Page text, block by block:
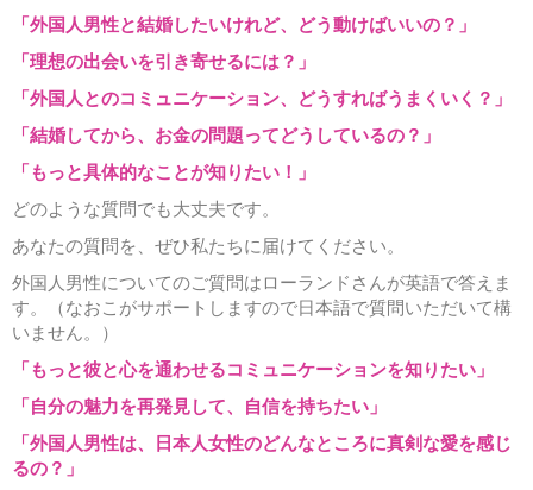
「外国人男性と結婚したいけれど、どう動けばいいの？」
「理想の出会いを引き寄せるには？」
「外国人とのコミュニケーション、どうすればうまくいく？」
「結婚してから、お金の問題ってどうしているの？」
「もっと具体的なことが知りたい！」
どのような質問でも大丈夫です。
あなたの質問を、ぜひ私たちに届けてください。
外国人男性についてのご質問はローランドさんが英語で答えま
す。（なおこがサポートしますので日本語で質問いただいて構
いません。）
「もっと彼と心を通わせるコミュニケーションを知りたい」
「自分の魅力を再発見して、自信を持ちたい」
「外国人男性は、日本人女性のどんなところに真剣な愛を感じ
るの？」